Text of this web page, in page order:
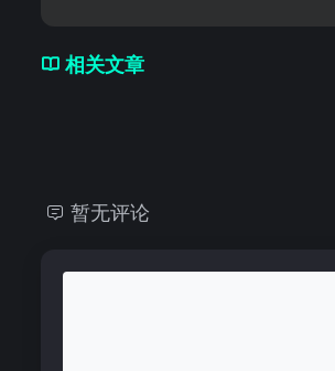
相关文章
暂无评论